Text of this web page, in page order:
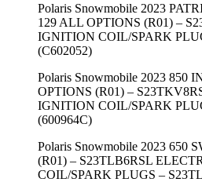
Polaris Snowmobile 2023
129 ALL OPTIONS (R01) –
IGNITION COIL/SPARK
(C602052)
Polaris Snowmobile 2023 850
OPTIONS (R01) –
IGNITION COIL/SPARK
(600964C)
Polaris Snowmobile 2023 650
(R01) – S23TLB6RSL
COIL/SPARK PLUGS –